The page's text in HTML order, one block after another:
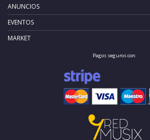
ANUNCIOS
EVENTOS
MARKET
Pagos seguros con: